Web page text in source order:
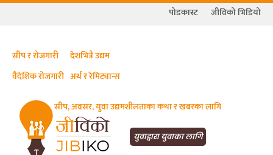
पोडकास्ट जीविको भिडियो
युवाद्वारा युवाका लागि
JIBIKO.COM
तपाईंको जीविकाको साथी
सीप, अवसर, युवा उद्यमशीलताका कथा र खबरका लागि
सीप र रोजगारी
देशभित्रै उद्यम
वैदेशिक रोजगारी अर्थ र रेमिट्यान्स